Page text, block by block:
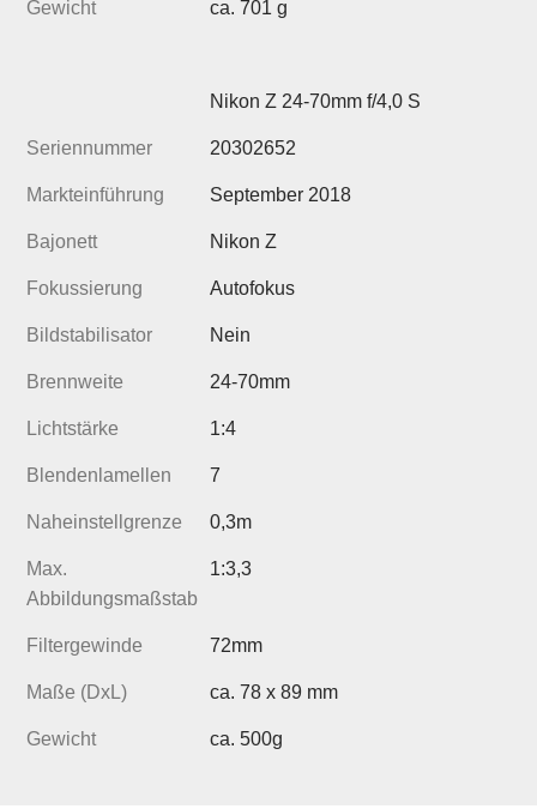
Gewicht ca. 701 g
Nikon Z 24-70mm f/4,0 S
Seriennummer 20302652
Markteinführung September 2018
Bajonett Nikon Z
Fokussierung Autofokus
Bildstabilisator Nein
Brennweite 24-70mm
Lichtstärke 1:4
Blendenlamellen 7
Naheinstellgrenze 0,3m
Max.
Abbildungsmaßstab
1:3,3
Filtergewinde 72mm
Maße (DxL) ca. 78 x 89 mm
Gewicht ca. 500g